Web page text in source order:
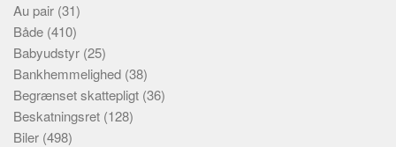
Au pair (31)
Både (410)
Babyudstyr (25)
Bankhemmelighed (38)
Begrænset skattepligt (36)
Beskatningsret (128)
Biler (498)